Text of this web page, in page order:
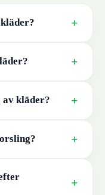
kläder? +
? +
av kläder? +
+
+